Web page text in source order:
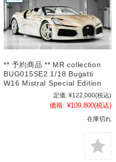
** 予約商品 ** MR collection
BUG015SE2 1/18 Bugatti
W16 Mistral Special Edition
定価: ¥122,000(税込)
価格: ¥109,800(税込)
在庫切れ